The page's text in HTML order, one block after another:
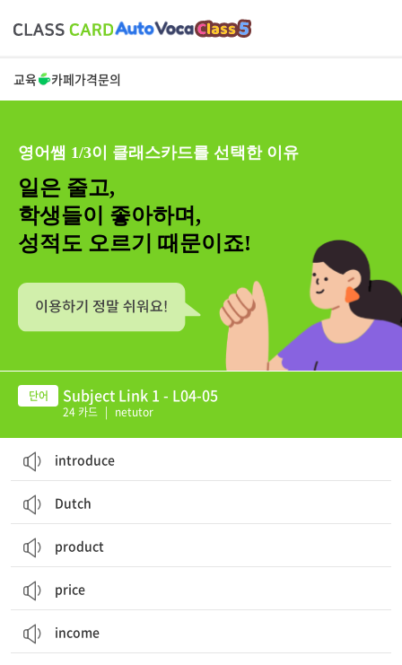
교육 카페가격문의
영어쌤 1/3이 클래스카드를 선택한 이유
일은 줄고,
학생들이 좋아하며,
성적도 오르기 때문이죠!
Subject Link 1 - L04-05
24 카드 | netutor
introduce
Dutch
product
price
income